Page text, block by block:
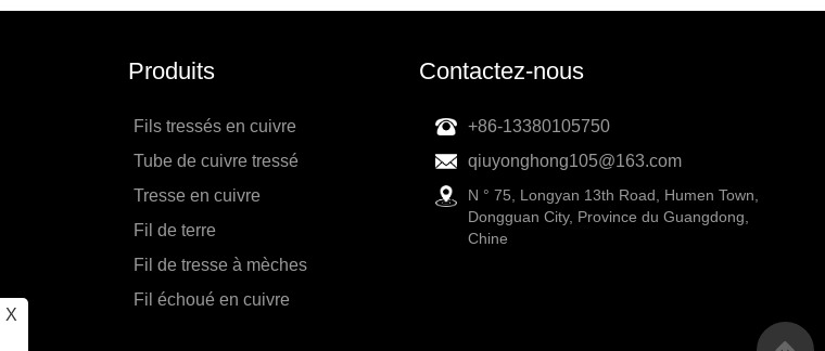
X
Produits
Fils tressés en cuivre
Tube de cuivre tressé
Tresse en cuivre
Fil de terre
Fil de tresse à mèches
Fil échoué en cuivre
Contactez-nous
+86-13380105750
qiuyonghong105@163.com
N ° 75, Longyan 13th Road, Humen Town,
Dongguan City, Province du Guangdong,
Chine